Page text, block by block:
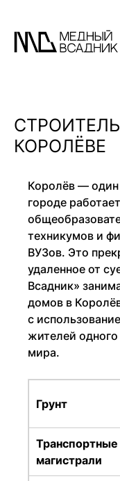
КОРОЛЁВЕ
Королёв — один
городе
техникумов и
ВУЗов. Это
удаленное от
Всадник»
домов в
с
жителей
мира.
Грунт
Транспортные
магистрали